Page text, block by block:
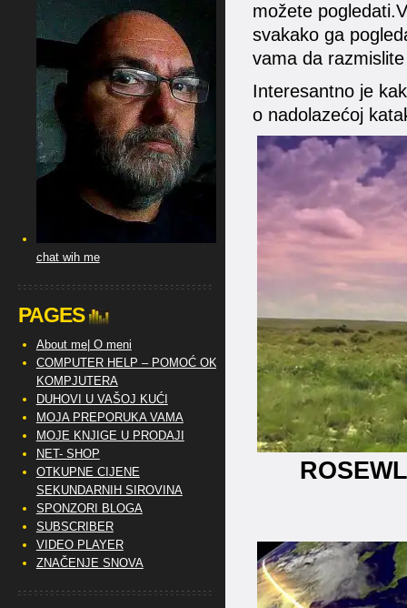
možete
svakako ga
vama da
Interesantno je
o nadolazećoj
chat wih me
PAGES
About me| O meni
COMPUTER HELP – POMOĆ OKO
KOMPJUTERA
DUHOVI U VAŠOJ KUĆI
MOJA PREPORUKA VAMA
MOJE KNJIGE U PRODAJI
NET- SHOP
OTKUPNE CIJENE
SEKUNDARNIH SIROVINA
SPONZORI BLOGA
SUBSCRIBER
VIDEO PLAYER
ZNAČENJE SNOVA